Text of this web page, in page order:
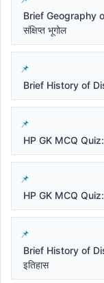
Brief Geography
संक्षिप्त भूगोल
Brief History of
HP GK MCQ
HP GK MCQ
Brief History of
इतिहास